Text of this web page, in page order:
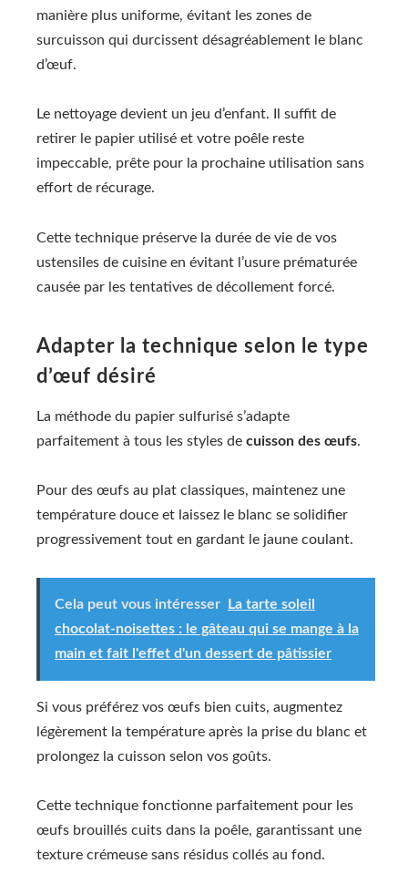
manière plus uniforme, évitant les zones de
surcuisson qui durcissent désagréablement le blanc
d’œuf.
Le nettoyage devient un jeu d’enfant. Il suffit de
retirer le papier utilisé et votre poêle reste
impeccable, prête pour la prochaine utilisation sans
effort de récurage.
Cette technique préserve la durée de vie de vos
ustensiles de cuisine en évitant l’usure prématurée
causée par les tentatives de décollement forcé.
Adapter la technique selon le type
d’œuf désiré
La méthode du papier sulfurisé s’adapte
parfaitement à tous les styles de cuisson des œufs.
Pour des œufs au plat classiques, maintenez une
température douce et laissez le blanc se solidifier
progressivement tout en gardant le jaune coulant.
Cela peut vous intéresser
La tarte soleil
chocolat-noisettes : le gâteau qui se mange à la
main et fait l'effet d'un dessert de pâtissier
Si vous préférez vos œufs bien cuits, augmentez
légèrement la température après la prise du blanc et
prolongez la cuisson selon vos goûts.
Cette technique fonctionne parfaitement pour les
œufs brouillés cuits dans la poêle, garantissant une
texture crémeuse sans résidus collés au fond.